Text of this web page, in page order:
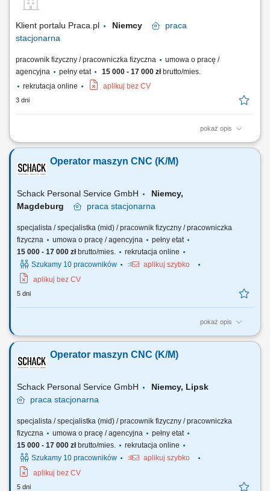
Wprowadzanie bieżących korekt oraz wykonywanie podstawowej
Klient portalu Praca.pl Niemcy
praca
stacjonarna
pracownik fizyczny / pracowniczka fizyczna
umowa o pracę /
agencyjna
pełny etat 15 000 - 17 000 złbrutto/mies.
rekrutacja online
aplikuj bez CV
3 dni
pokaż opis
Samodzielna obsługa tokarek i frezarek CNC. Ustawianie parametrów
wykonywanych elementów zgodnie z rysunkiem technicznym.
Wprowadzanie bieżących korekt oraz wykonywanie podstawowej
Operator maszyn CNC (K/M)
Schack Personal Service GmbH
Niemcy,
Magdeburg
praca stacjonarna
specjalista / specjalistka (mid) / pracownik fizyczny / pracowniczka
fizyczna
umowa o pracę / agencyjna
pełny etat
15 000 - 17 000 złbrutto/mies.
rekrutacja online
Szukamy 10 pracowników
aplikuj szybko
aplikuj bez CV
5 dni
pokaż opis
Opis stanowiska: Samodzielna obsługa i nadzór nad pracą maszyn
monitorowanie procesu produkcji. Kontrola jakości wykonanych
elementów zgodnie z rysunkiem technicznym i normami. Wykonywanie
Operator maszyn CNC (K/M)
Schack Personal Service GmbH
Niemcy, Lipsk
praca stacjonarna
specjalista / specjalistka (mid) / pracownik fizyczny / pracowniczka
fizyczna
umowa o pracę / agencyjna
pełny etat
15 000 - 17 000 złbrutto/mies.
rekrutacja online
Szukamy 10 pracowników
aplikuj szybko
aplikuj bez CV
5 dni